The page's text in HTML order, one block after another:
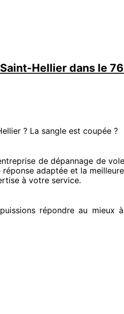
Hellier dans le
? La sangle est coupée ?
de dépannage de
réponse adaptéeet la
à votre service.
répondre au mieux